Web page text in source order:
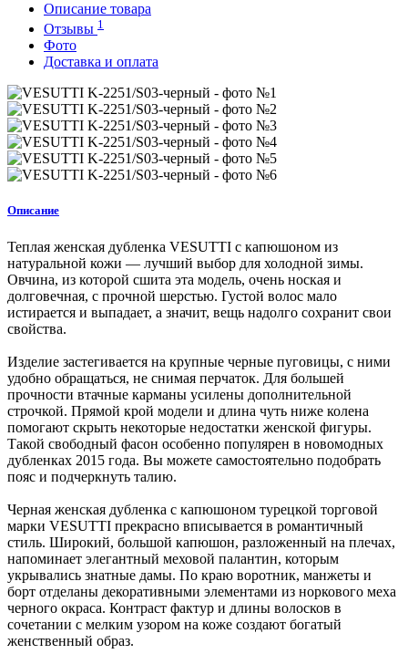
Описание товара
Отзывы 1
Фото
Доставка и оплата
Описание
Теплая женская дубленка VESUTTI с капюшоном из
натуральной кожи — лучший выбор для холодной зимы.
Овчина, из которой сшита эта модель, очень ноская и
долговечная, с прочной шерстью. Густой волос мало
истирается и выпадает, а значит, вещь надолго сохранит свои
свойства.
Изделие застегивается на крупные черные пуговицы, с ними
удобно обращаться, не снимая перчаток. Для большей
прочности втачные карманы усилены дополнительной
строчкой. Прямой крой модели и длина чуть ниже колена
помогают скрыть некоторые недостатки женской фигуры.
Такой свободный фасон особенно популярен в новомодных
дубленках 2015 года. Вы можете самостоятельно подобрать
пояс и подчеркнуть талию.
Черная женская дубленка с капюшоном турецкой торговой
марки VESUTTI прекрасно вписывается в романтичный
стиль. Широкий, большой капюшон, разложенный на плечах,
напоминает элегантный меховой палантин, которым
укрывались знатные дамы. По краю воротник, манжеты и
борт отделаны декоративными элементами из норкового меха
черного окраса. Контраст фактур и длины волосков в
сочетании с мелким узором на коже создают богатый
женственный образ.